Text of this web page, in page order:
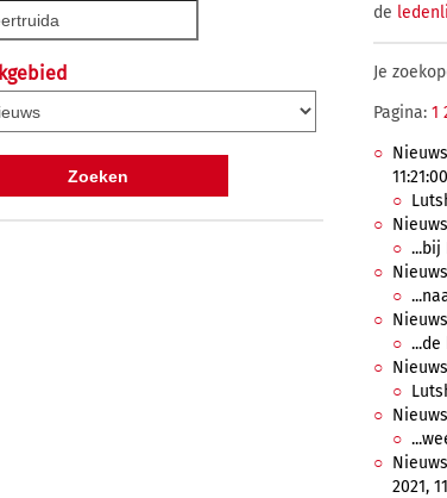
de
Je
Pagina: 1
11:21:00
...bij
2021,